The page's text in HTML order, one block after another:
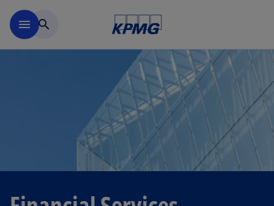
menu search